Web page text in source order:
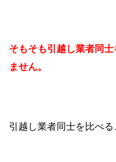
そもそも引越し業者同
ません。
引越し業者同士を比べ